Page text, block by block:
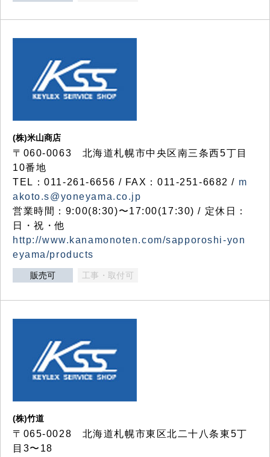
(株)米山商店
〒060-0063 北海道札幌市中央区南三条西5丁目
10番地
TEL：011-261-6656 / FAX：011-251-6682 / m
akoto.s@yoneyama.co.jp
営業時間：9:00(8:30)〜17:00(17:30) / 定休日：
日・祝・他
http://www.kanamonoten.com/sapporoshi-yon
eyama/products
販売可 工事・取付可
(株)竹道
〒065-0028 北海道札幌市東区北二十八条東5丁
目3〜18